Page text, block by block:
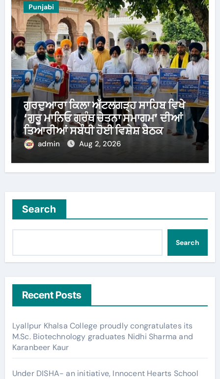
Punjabi
ਗੁਰਦੁਆਰਾ ਕਿਲਾ ਅੱਟਲਗੜ੍ਹ ਸਾਹਿਬ ਵਿਖੇ
‘ਗੁਰੂ ਮਾਨਿਓ ਗ੍ਰੰਥ ਚੇਤਨਾ ਸਮਾਗਮ’ ਦੀਆਂ
ਤਿਆਰੀਆਂ ਸਬੰਧੀ ਹੋਈ ਵਿਸ਼ੇਸ਼ ਬੈਠਕ
admin Aug 2, 2026
Search
Search
Recent Posts
Lyallpur Khalsa College proudly congratulates its
M.Sc. Biotechnology graduates Nidhi Sharma and
Karanbeer Kaur
Under DISHA- an initiative, Innocent Hearts School